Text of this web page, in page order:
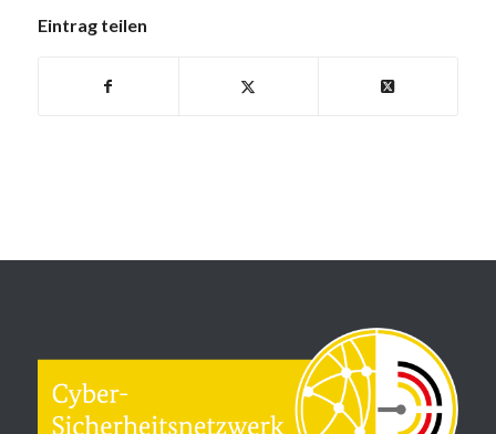
Eintrag teilen